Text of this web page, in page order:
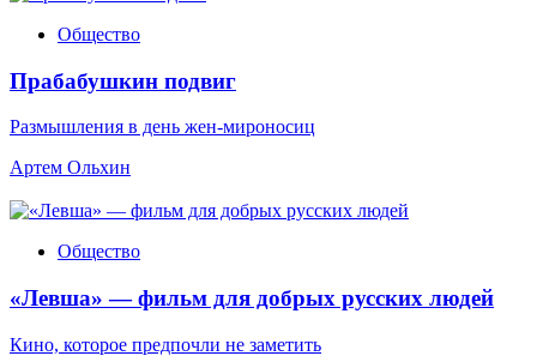
Общество
Прабабушкин подвиг
Размышления в день жен-мироносиц
Артем Ольхин
Общество
«Левша» — фильм для добрых русских людей
Кино, которое предпочли не заметить